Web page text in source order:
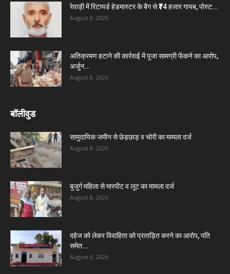
रेवाड़ी में रिटायर्ड हेडमास्टर के बैग से ₹74 हजार गायब, पोस्ट...
August 8, 2026
अतिक्रमण हटाने की कार्रवाई में पूजा सामग्री फेंकने का आरोप,
अर्जुन...
August 8, 2026
बॉलीवुड
सामुदायिक जमीन से छेड़छाड़ व चोरी का मामला दर्ज
August 8, 2026
बुजुर्ग महिला से मारपीट व लूट का मामला दर्ज
August 8, 2026
दहेज को लेकर विवाहिता को प्रताड़ित करने का आरोप, पति
समेत...
August 8, 2026